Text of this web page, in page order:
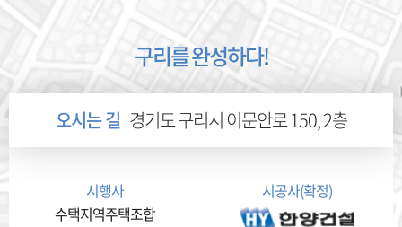
구리를 완성하다!
오시는 길 경기도 구리시 이문안로 150, 2층
시행사
수택지역주택조합
시공사(확정)